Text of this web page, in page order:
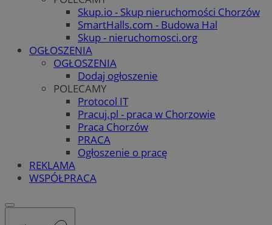
Skup.io - Skup nieruchomości Chorzów
SmartHalls.com - Budowa Hal
Skup - nieruchomosci.org
OGŁOSZENIA
OGŁOSZENIA
Dodaj ogłoszenie
POLECAMY
Protocol IT
Pracuj.pl - praca w Chorzowie
Praca Chorzów
PRACA
Ogłoszenie o pracę
REKLAMA
WSPÓŁPRACA